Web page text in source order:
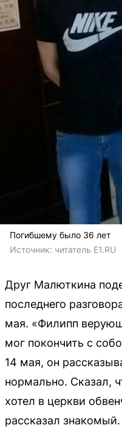
Погибшему было 36 лет
Источник: читатель Е1.RU
Друг Малюткина
последнего
мая. «Филипп
мог покончить с
14 мая, он
нормально. Сказал,
хотел в церкви
рассказал знакомый.